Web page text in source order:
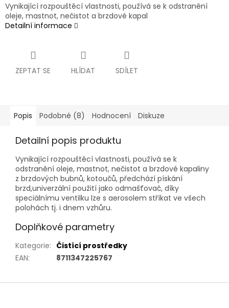
Vynikající rozpouštěcí vlastnosti, používá se k odstranění
oleje, mastnot, nečistot a brzdové kapal
Detailní informace
ZEPTAT SE HLÍDAT SDÍLET
Popis Podobné (8) Hodnocení Diskuze
Detailní popis produktu
Vynikající rozpouštěcí vlastnosti, používá se k
odstranění oleje, mastnot, nečistot a brzdové kapaliny
z brzdových bubnů, kotoučů, předchází pískání
brzd,univerzální použití jako odmašťovač, díky
speciálnímu ventilku lze s aerosolem stříkat ve všech
polohách tj. i dnem vzhůru.
Doplňkové parametry
Kategorie: Čistící prostředky
EAN: 8711347225767
Z